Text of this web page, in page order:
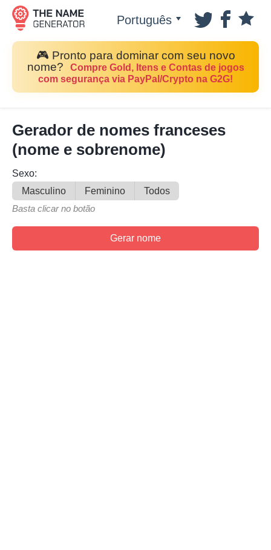
Português
🎮 Pronto para dominar com seu novo
nome?
Compre Gold, Itens e Contas de jogos
com segurança via PayPal/Crypto na G2G!
Gerador de nomes franceses
(nome e sobrenome)
Sexo:
Masculino
Feminino
Todos
Basta clicar no botão